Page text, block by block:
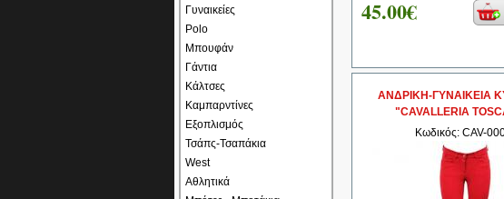
Γυναικείες
Polo
Μπουφάν
Γάντια
Κάλτσες
Καμπαρντίνες
Εξοπλισμός
Τσάπς-Τσαπάκια
West
Αθλητικά
45.00€
ΑΝΔΡΙΚΗ-ΓΥΝΑΙΚΕΙΑ
"CAVALLERIA
Κωδικός: CAV-